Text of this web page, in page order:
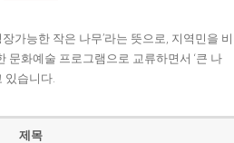
가능한 작은 나무’라는 뜻으로, 지역민을 비
문화예술 프로그램으로 교류하면서 ‘큰 나
있습니다.
제목